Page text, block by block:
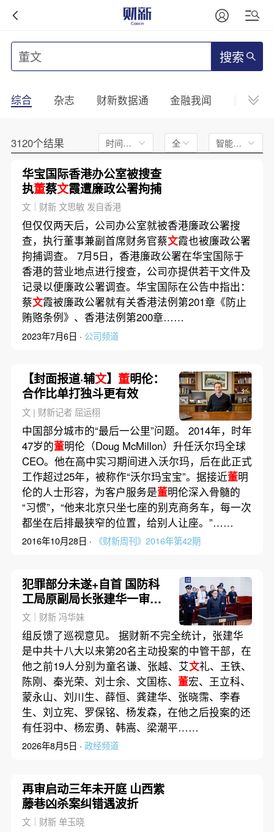
搜索
综合 杂志 财新数据通 金融我闻 财新
3120个结果 时间不限 全文 智能排序
华宝国际香港办公室被搜查
执董蔡文霞遭廉政公署拘捕
文｜财新 文思敏 发自香港
但仅仅两天后，公司办公室就被香港廉政公署搜
查，执行董事兼副首席财务官蔡文霞也被廉政公署
拘捕调查。 7月5日，香港廉政公署在华宝国际于
香港的营业地点进行搜查，公司亦提供若干文件及
记录以便廉政公署调查。华宝国际在公告中指出：
蔡文霞被廉政公署就有关香港法例第201章《防止
贿赂条例》、香港法例第200章……
2023年7月6日 · 公司频道
【封面报道·辅文】 董明伦：
合作比单打独斗更有效
文 | 财新记者 屈运栩
中国部分城市的“最后一公里”问题。 2014年，时年
47岁的董明伦（Doug McMillon）升任沃尔玛全球
CEO。他在高中实习期间进入沃尔玛，后在此正式
工作超过25年，被称作“沃尔玛宝宝”。据接近董明
伦的人士形容，为客户服务是董明伦深入骨髓的
“习惯”，“他来北京只坐七座的别克商务车，每一次
都坐在后排最狭窄的位置，给别人让座。”……
2016年10月28日 · 《财新周刊》2016年第42期
犯罪部分未遂+自首 国防科
工局原副局长张建华一审获
刑10年
文｜财新 冯华妹
组反馈了巡视意见。 据财新不完全统计，张建华
是中共十八大以来第20名主动投案的中管干部，在
他之前19人分别为童名谦、张越、艾文礼、王铁、
陈刚、秦光荣、刘士余、文国栋、 董宏、王立科、
蒙永山、刘川生、薛恒、龚建华、张晓霈、李春
生、刘立宪、罗保铭、杨发森，在他之后投案的还
有任羽中、杨宏勇、韩嵩、梁潮平……
2026年8月5日 · 政经频道
再审启动三年未开庭 山西紫
藤巷凶杀案纠错遇波折
文｜财新 单玉晓